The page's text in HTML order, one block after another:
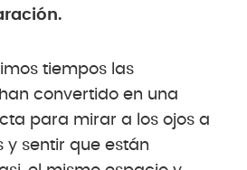
tiempos las
convertido en una
para mirar a los ojos a
y sentir que están